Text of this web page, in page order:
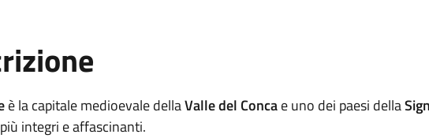
è la capitale medioevale dellaValle del Concae uno dei paesi della
integri e affascinanti.